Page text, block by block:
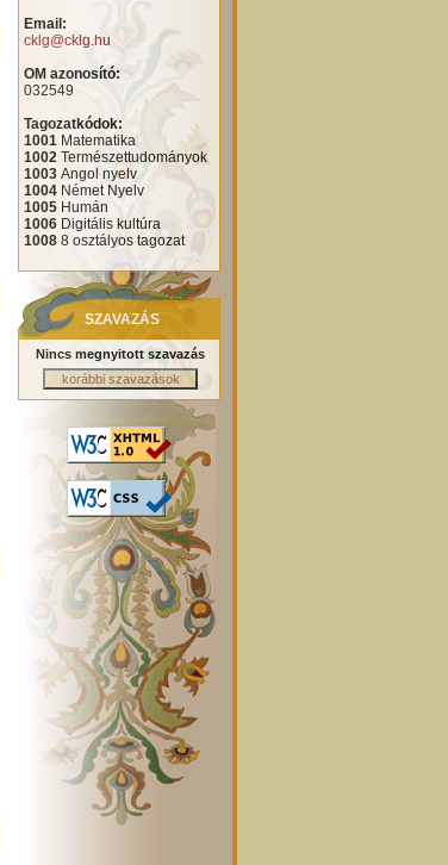
Email:
cklg@cklg.hu
OM azonosító:
032549
Tagozatkódok:
1001 Matematika
1002 Természettudományok
1003 Angol nyelv
1004 Német Nyelv
1005 Humán
1006 Digitális kultúra
1008 8 osztályos tagozat
SZAVAZÁS
Nincs megnyitott szavazás